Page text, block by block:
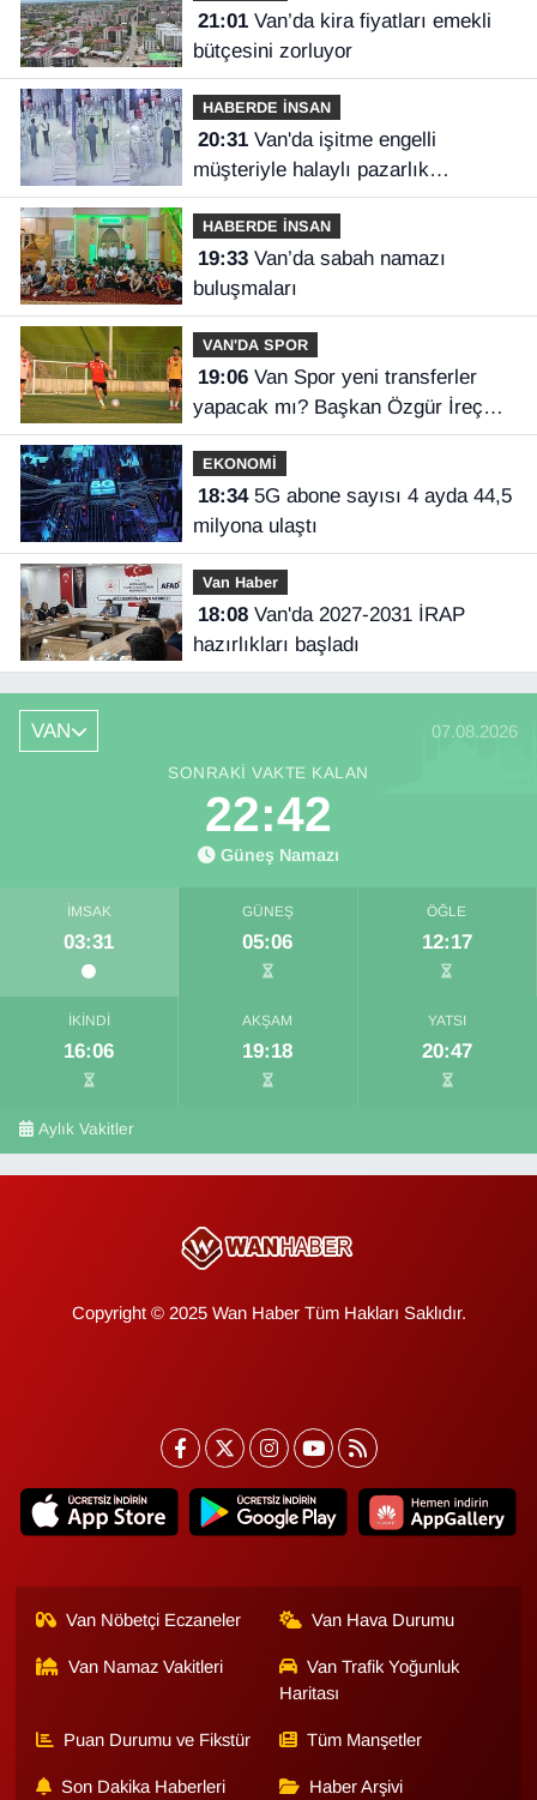
21:01Van’da kira fiyatları emekli
bütçesini zorluyor
HABERDE İNSAN
20:31Van'da işitme engelli
müşteriyle halaylı pazarlık
gülümsetti
HABERDE İNSAN
19:33Van’da sabah namazı
buluşmaları
VAN'DA SPOR
19:06Van Spor yeni transferler
yapacak mı? Başkan Özgür İreç
İlhan açıkladı
EKONOMİ
18:345G abone sayısı 4 ayda 44,5
milyona ulaştı
Van Haber
18:08Van'da 2027-2031 İRAP
hazırlıkları başladı
VAN 07.08.2026
SONRAKI VAKTE KALAN
22:42
Güneş Namazı
İMSAK
03:31
GÜNEŞ
05:06
ÖĞLE
12:17
İKINDI
16:06
AKŞAM
19:18
YATSI
20:47
Aylık Vakitler
Copyright © 2025 Wan Haber Tüm Hakları Saklıdır.
Van Nöbetçi Eczaneler Van Hava Durumu
Van Namaz Vakitleri
Van Trafik Yoğunluk
Haritası
Puan Durumu ve Fikstür Tüm Manşetler
Son Dakika Haberleri Haber Arşivi